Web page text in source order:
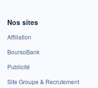
Nos sites
Affiliation
BoursoBank
Publicité
Site Groupe & Recrutement